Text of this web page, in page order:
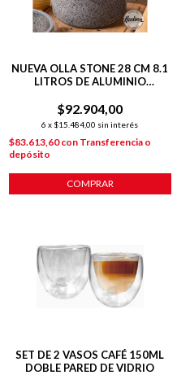
NUEVA OLLA STONE 28 CM 8.1
LITROS DE ALUMINIO
$92.904,00
6 x $15.484,00 sin interés
$83.613,60con Transferencia o
depósito
COMPRAR
SET DE 2 VASOS CAFÉ 150ML
DOBLE PARED DE VIDRIO